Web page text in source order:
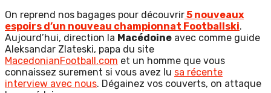
On reprend nos bagages pour découvrir5 nouveaux
espoirs d’un nouveau championnat Footballski.
Aujourd’hui, direction la Macédoine avec comme guide
Aleksandar Zlateski, papa du site
MacedonianFootball.com et un homme que vous
connaissez surement si vous avez lu sa récente
interview avec nous. Dégainez vos couverts, on attaque